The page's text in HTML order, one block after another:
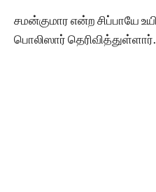
சமன்குமார என்ற சிப்பாயே
பொலிஸார் தெரிவித்துள்ளார்.